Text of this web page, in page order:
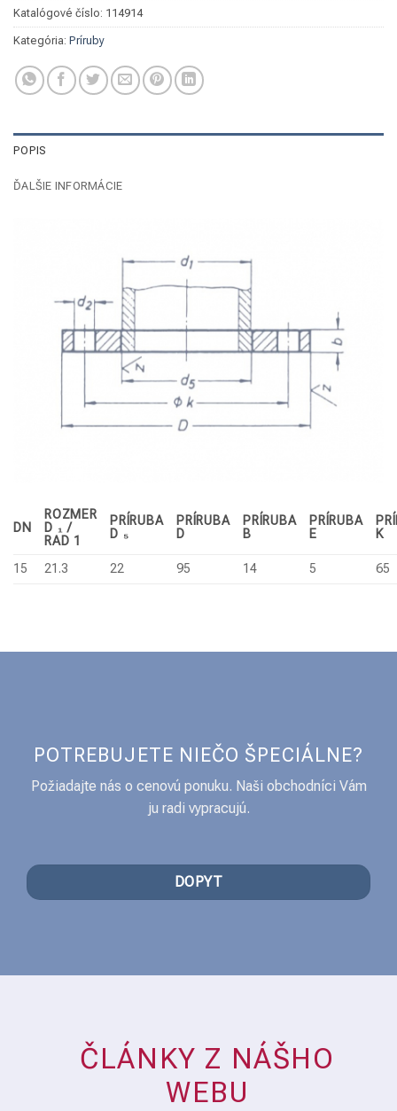
Katalógové číslo: 114914
Kategória: Príruby
POPIS
ĎALŠIE INFORMÁCIE
DN
ROZMER
D ₁ /
RAD 1
PRÍRUBA
D ₅
PRÍRUBA
D
PRÍRUBA
B
PRÍRUBA
E
K
15 21.3 22 95 14 5 65
POTREBUJETE NIEČO ŠPECIÁLNE?
Požiadajte nás o cenovú ponuku. Naši obchodníci Vám
ju radi vypracujú.
DOPYT
ČLÁNKY Z NÁŠHO
WEBU